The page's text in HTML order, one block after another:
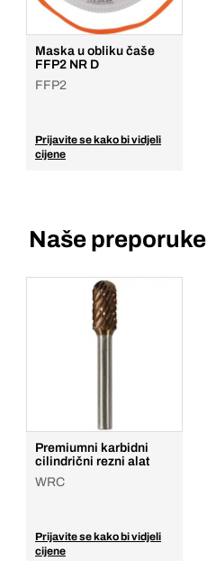
Maska u obliku čaše
FFP2 NR D
FFP2
Prijavite se kako bi vidjeli
cijene
Naše preporuke
Premiumni karbidni
cilindrični rezni alat
WRC
Prijavite se kako bi vidjeli
cijene